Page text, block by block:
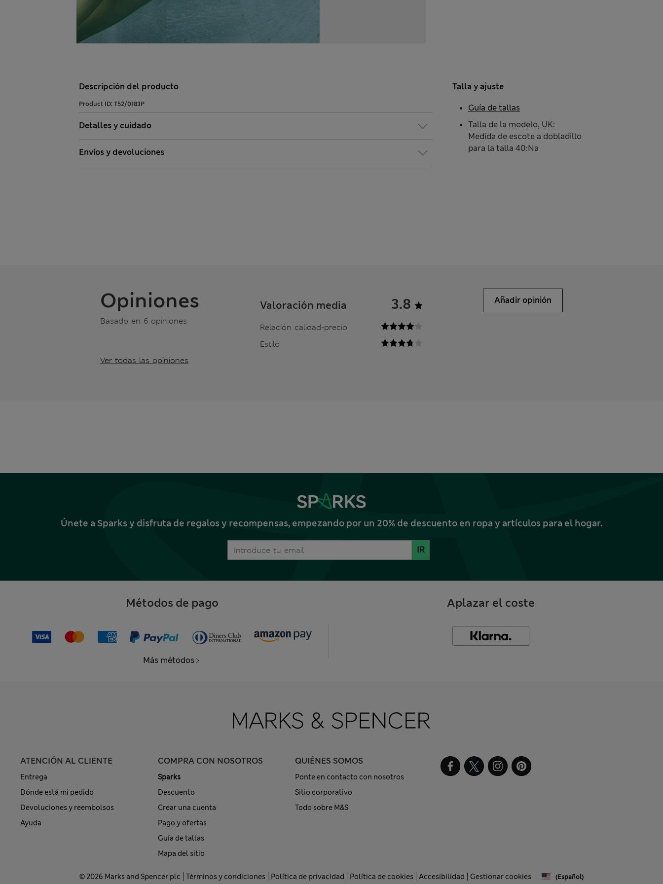
Descripción del producto
Product ID: T52/0183P
Detalles y cuidado
Envíos y devoluciones
Talla y ajuste
Talla de la modelo, UK:
Medida de escote a dobladillo
para la talla 40:Na
Guía de tallas
Opiniones
Basado en 6 opiniones
Ver todas las opiniones
Valoración media 3.8
Relación calidad-precio
Estilo
Añadir opinión
Únete a Sparks y disfruta de regalos y recompensas, empezando por un 20% de descuento en ropa y artículos para el hogar.
IR
Métodos de pago
Más métodos
Aplazar el coste
ATENCIÓN AL CLIENTE
Entrega
Dónde está mi pedido
Devoluciones y reembolsos
Ayuda
COMPRA CON NOSOTROS
Sparks
Descuento
Crear una cuenta
Pago y ofertas
Guía de tallas
Mapa del sitio
QUIÉNES SOMOS
Ponte en contacto con nosotros
Sitio corporativo
Todo sobre M&S
© 2026 Marks and Spencer plc Términos y condiciones Política de privacidad Política de cookies Accesibilidad Gestionar cookies (español)